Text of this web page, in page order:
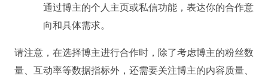
通过博主的个人主页或私信功能，表达你的合作意
向和具体需求。
请注意，在选择博主进行合作时，除了考虑博主的粉丝数
量、互动率等数据指标外，还需要关注博主的内容质量、